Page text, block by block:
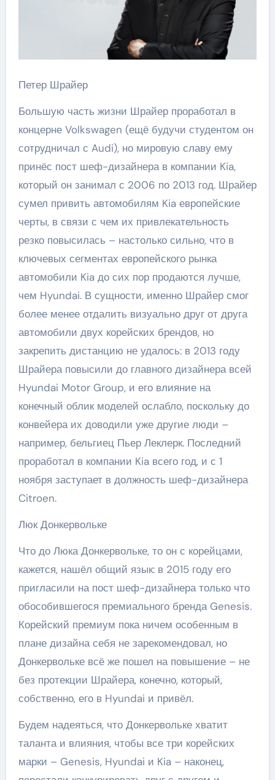
Петер Шрайер
Большую часть жизни Шрайер проработал в
концерне Volkswagen (ещё будучи студентом он
сотрудничал с Audi), но мировую славу ему
принёс пост шеф-дизайнера в компании Kia,
который он занимал с 2006 по 2013 год. Шрайер
сумел привить автомобилям Kia европейские
черты, в связи с чем их привлекательность
резко повысилась – настолько сильно, что в
ключевых сегментах европейского рынка
автомобили Kia до сих пор продаются лучше,
чем Hyundai. В сущности, именно Шрайер смог
более менее отдалить визуально друг от друга
автомобили двух корейских брендов, но
закрепить дистанцию не удалось: в 2013 году
Шрайера повысили до главного дизайнера всей
Hyundai Motor Group, и его влияние на
конечный облик моделей ослабло, поскольку до
конвейера их доводили уже другие люди –
например, бельгиец Пьер Леклерк. Последний
проработал в компании Kia всего год, и с 1
ноября заступает в должность шеф-дизайнера
Citroen.
Люк Донкервольке
Что до Люка Донкервольке, то он с корейцами,
кажется, нашёл общий язык: в 2015 году его
пригласили на пост шеф-дизайнера только что
обособившегося премиального бренда Genesis.
Корейский премиум пока ничем особенным в
плане дизайна себя не зарекомендовал, но
Донкервольке всё же пошел на повышение – не
без протекции Шрайера, конечно, который,
собственно, его в Hyundai и привёл.
Будем надеяться, что Донкервольке хватит
таланта и влияния, чтобы все три корейских
марки – Genesis, Hyundai и Kia – наконец,